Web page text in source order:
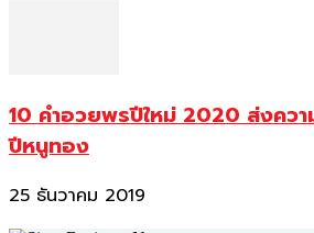
10 คำอวยพรปีใหม่ 2020 ส่งคว
ปีหนูทอง
25 ธันวาคม 2019